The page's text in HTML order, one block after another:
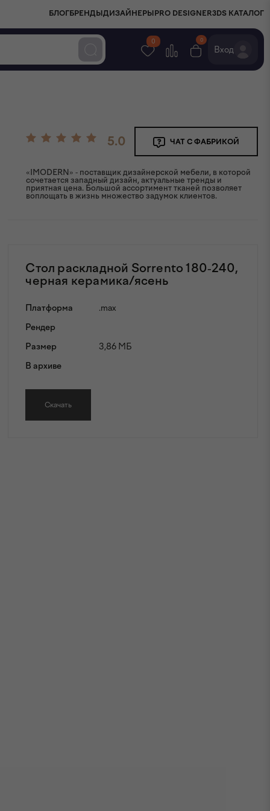
БЛОГ БРЕНДЫ ДИЗАЙНЕРЫ PRO DESIGNER3DS КАТАЛОГ
0 0
Вход
5.0 ЧАТ С ФАБРИКОЙ
«IMODERN» - поставщик дизайнерской мебели, в которой
сочетается западный дизайн, актуальные тренды и
приятная цена. Большой ассортимент тканей позволяет
воплощать в жизнь множество задумок клиентов.
Стол раскладной Sorrento 180-240,
черная керамика/ясень
Платформа
.max
Рендер
Размер
3,86 МБ
В архиве
Скачать